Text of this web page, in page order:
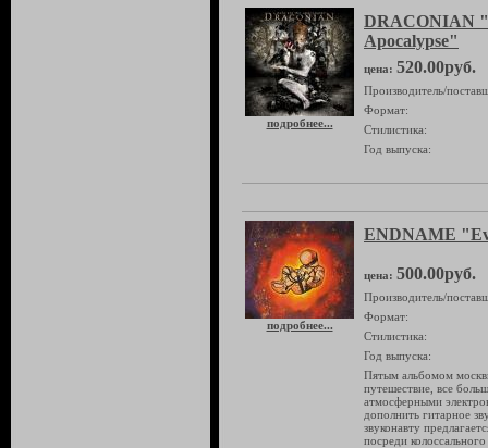
подробнее...
DRACONIAN
Apocalypse"
цена: 520.00руб.
Производитель/
Формат:
Стилистика:
Год выпуска:
подробнее...
ENDNAME
цена: 500.00руб.
Производитель/
Формат:
Стилистика:
Год выпуска:
Пятым альбомом
путешествие, все
атмосферными
дополнить гитарное
звуконавту
посреди